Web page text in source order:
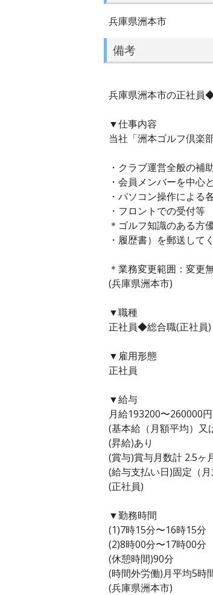
兵庫県洲本市
備考
兵庫県洲本市の正社員
▼仕事内容
当社「洲本ゴルフ倶楽
・クラブ運営全般の補
・会員メンバーを中心
・パソコン操作による
・フロントでの受付等
＊ゴルフ知識のある方
・履歴書）を郵送して
＊業務変更範囲：変
(兵庫県洲本市)
▼職種
正社員◆総合職(正社員)
▼雇用形態
正社員
▼給与
月給193200〜260000円
(基本給（月額平均）又
(昇給)あり
(賞与)賞与月数計 2.5ヶ
(給与支払い日)固定（
(正社員)
▼勤務時間
(1)7時15分〜16時15分
(2)8時00分〜17時00分
(休憩時間)90分
(時間外労働)月平均5時
(兵庫県洲本市)